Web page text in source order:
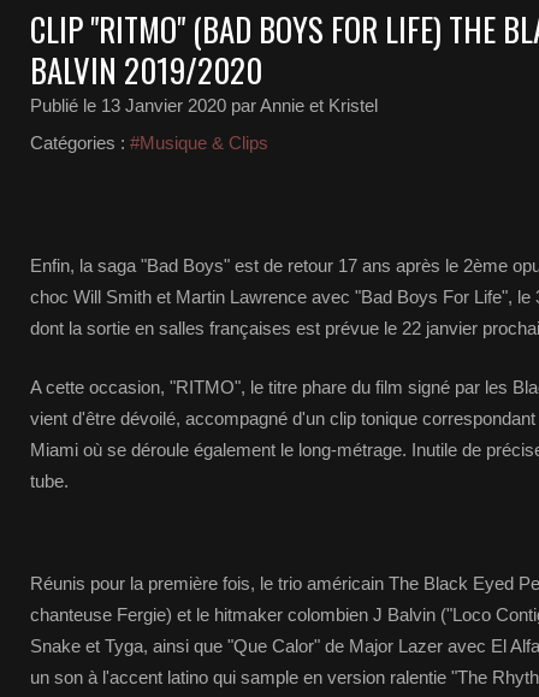
CLIP "RITMO" (BAD BOYS FOR LIFE) THE
BALVIN 2019/2020
Publié le 13 Janvier 2020 par Annie et Kristel
Catégories : #Musique & Clips
Enfin, la saga "Bad Boys" est de retour 17 ans après le 2ème
choc Will Smith et Martin Lawrence avec "Bad Boys For Life", le
dont la sortie en salles françaises est prévue le 22 janvier
A cette occasion, "RITMO", le titre phare du film signé par les
vient d'être dévoilé, accompagné d'un clip tonique
Miami où se déroule également le long-métrage. Inutile de
tube.
Réunis pour la première fois, le trio américain The Black Eyed
chanteuse Fergie) et le hitmaker colombien J Balvin ("Loco
Snake et Tyga, ainsi que "Que Calor" de Major Lazer avec El
un son à l'accent latino qui sample en version ralentie "The